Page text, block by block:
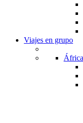
Viajes en grupo
África